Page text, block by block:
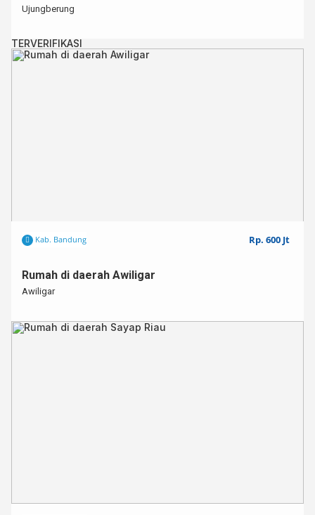
Ujungberung
TERVERIFIKASI
Kab. Bandung Rp. 600 Jt
Rumah di daerah Awiligar
Awiligar